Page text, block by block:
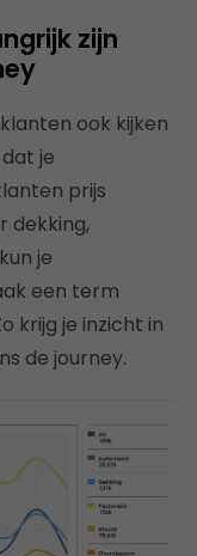
zijn
ook kijken
je
prijs
dekking,
je
een term
krijg je inzicht in
de journey.